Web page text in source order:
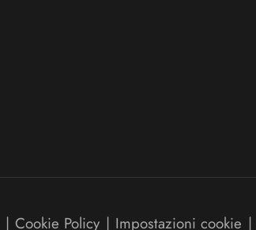
| Cookie Policy | Impostazioni cookie |